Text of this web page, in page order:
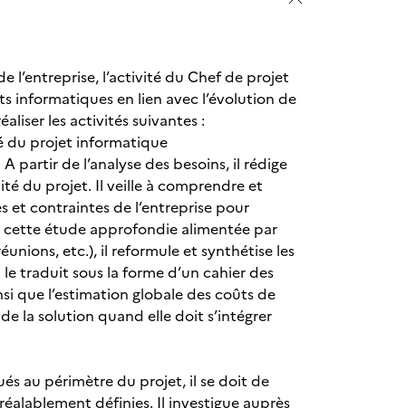
l’entreprise, l’activité du Chef de projet
informatiques en lien avec l’évolution de
les activités suivantes :
du projet informatique
partir de l’analyse des besoins, il rédige
du projet. Il veille à comprendre et
et contraintes de l’entreprise pour
cette étude approfondie alimentée par
etc.), il reformule et synthétise les
traduit sous la forme d’un cahier des
que l’estimation globale des coûts de
la solution quand elle doit s’intégrer
au périmètre du projet, il se doit de
définies. Il investigue auprès